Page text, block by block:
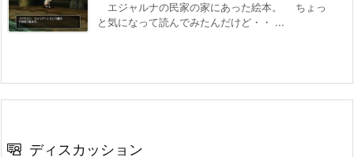
エジャルナの民家の家にあった絵本。 ちょっ
と気になって読んでみたんだけど・・ ...
ディスカッション